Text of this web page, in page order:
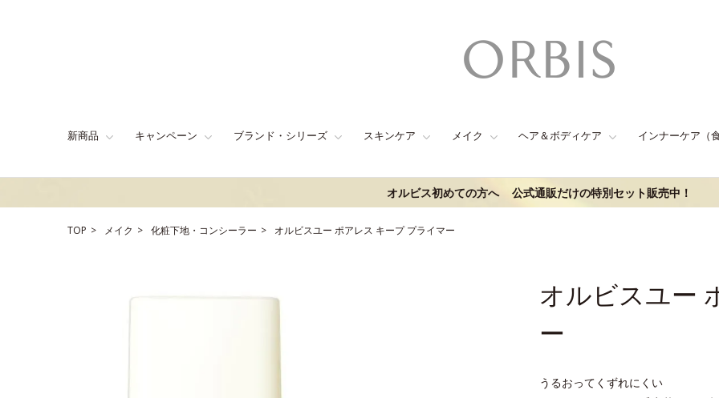
新商品 キャンペーン ブランド・シリーズ スキンケア メイク ヘア＆ボディケア インナーケア（
オルビス初めての方へ 公式通販だけの特別セット販売中！
TOP メイク 化粧下地・コンシーラー オルビスユー ポアレス キープ プライマー
オルビスユー
ー
うるおってくずれにくい